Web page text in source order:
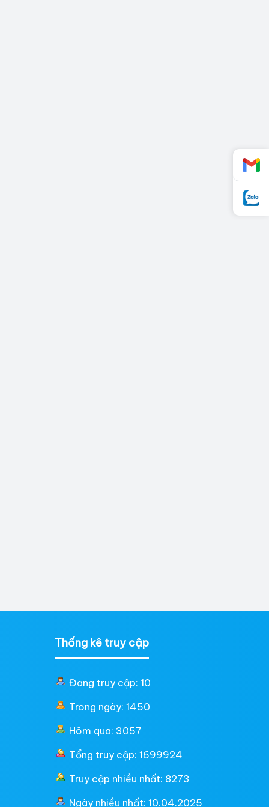
Thống kê truy cập
Đang truy cập: 10
Trong ngày: 1450
Hôm qua: 3057
Tổng truy cập: 1699924
Truy cập nhiều nhất: 8273
Ngày nhiều nhất: 10.04.2025